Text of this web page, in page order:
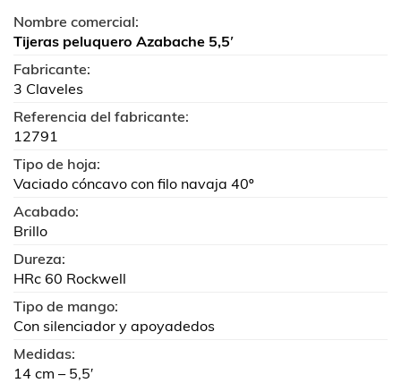
Nombre comercial:
Tijeras peluquero Azabache 5,5′
Fabricante:
3 Claveles
Referencia del fabricante:
12791
Tipo de hoja:
Vaciado cóncavo con filo navaja 40º
Acabado:
Brillo
Dureza:
HRc 60 Rockwell
Tipo de mango:
Con silenciador y apoyadedos
Medidas:
14 cm – 5,5′